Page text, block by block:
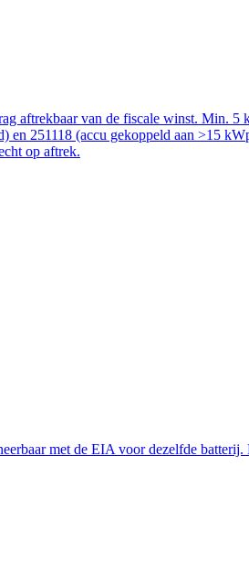
aftrekbaar van de fiscale winst. Min.
en 251118 (accu gekoppeld aan >15
op aftrek.
met de EIA voor dezelfde